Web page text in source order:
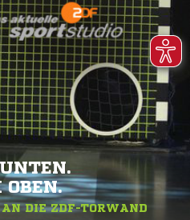
OBEN.
DIE ZDF-TORWAND